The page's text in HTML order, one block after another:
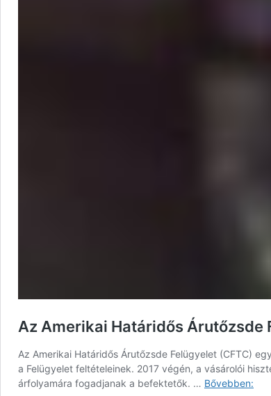
Az Amerikai Határidős Árutőzsde
Az Amerikai Határidős Árutőzsde Felügyelet (CFTC)
a Felügyelet feltételeinek. 2017 végén, a vásárolói
árfolyamára fogadjanak a befektetők. … Bővebben: